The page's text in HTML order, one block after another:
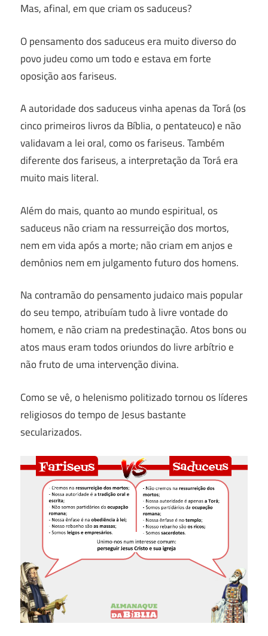
Mas, afinal, em que criam os saduceus?
O pensamento dos saduceus era muito diverso do
povo judeu como um todo e estava em forte
oposição aos fariseus.
A autoridade dos saduceus vinha apenas da Torá (os
cinco primeiros livros da Bíblia, o pentateuco) e não
validavam a lei oral, como os fariseus. Também
diferente dos fariseus, a interpretação da Torá era
muito mais literal.
Além do mais, quanto ao mundo espiritual, os
saduceus não criam na ressurreição dos mortos,
nem em vida após a morte; não criam em anjos e
demônios nem em julgamento futuro dos homens.
Na contramão do pensamento judaico mais popular
do seu tempo, atribuíam tudo à livre vontade do
homem, e não criam na predestinação. Atos bons ou
atos maus eram todos oriundos do livre arbítrio e
não fruto de uma intervenção divina.
Como se vê, o helenismo politizado tornou os líderes
religiosos do tempo de Jesus bastante
secularizados.